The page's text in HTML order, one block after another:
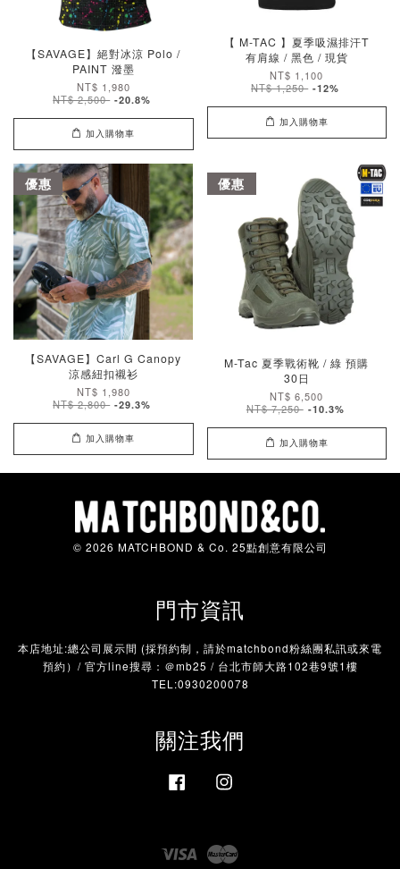
【SAVAGE】絕對冰涼 Polo /
PAINT 潑墨
NT$ 1,980
NT$ 2,500 -20.8%
加入購物車
【 M-TAC 】夏季吸濕排汗T
有肩線 / 黑色 / 現貨
NT$ 1,100
NT$ 1,250 -12%
加入購物車
優惠
【SAVAGE】Carl G Canopy
涼感紐扣襯衫
NT$ 1,980
NT$ 2,800 -29.3%
加入購物車
優惠
M-Tac 夏季戰術靴 / 綠 預購
30日
NT$ 6,500
NT$ 7,250 -10.3%
加入購物車
© 2026 MATCHBOND & Co. 25點創意有限公司
門市資訊
本店地址:總公司展示間 (採預約制，請於matchbond粉絲團私訊或來電
預約）/ 官方line搜尋：＠mb25 / 台北市師大路102巷9號1樓
TEL:0930200078
關注我們
Facebook
Visa